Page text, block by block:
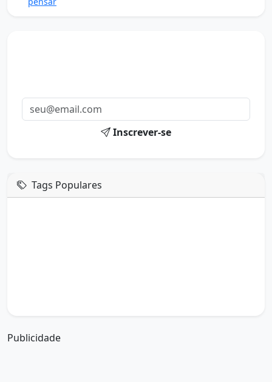
Inscrever-se
Tags Populares
Publicidade